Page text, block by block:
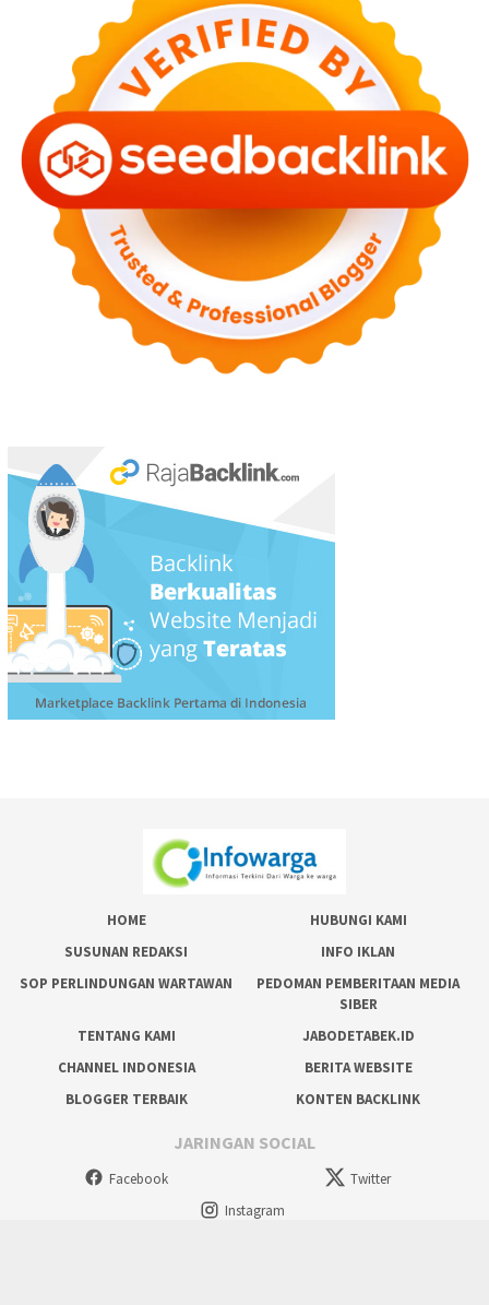
HOME
HUBUNGI KAMI
SUSUNAN REDAKSI
INFO IKLAN
SOP PERLINDUNGAN WARTAWAN
PEDOMAN PEMBERITAAN MEDIA
SIBER
TENTANG KAMI
JABODETABEK.ID
CHANNEL INDONESIA
BERITA WEBSITE
BLOGGER TERBAIK
KONTEN BACKLINK
JARINGAN SOCIAL
Facebook
Twitter
Instagram